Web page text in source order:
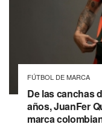
FÚTBOL DE MARCA
De las canchas
años, JuanFer
marca